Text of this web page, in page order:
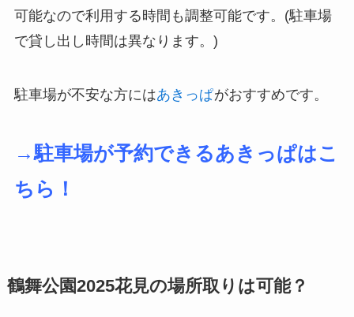
可能なので利用する時間も調整可能です。(駐車場
で貸し出し時間は異なります。)
駐車場が不安な方にはあきっぱがおすすめです。
→駐車場が予約できるあきっぱはこ
ちら！
鶴舞公園2025花見の場所取りは可能？